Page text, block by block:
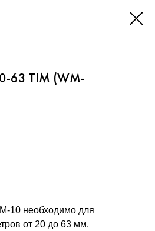
63 TIM (WM-
10 необходимо для
от 20 до 63 мм.